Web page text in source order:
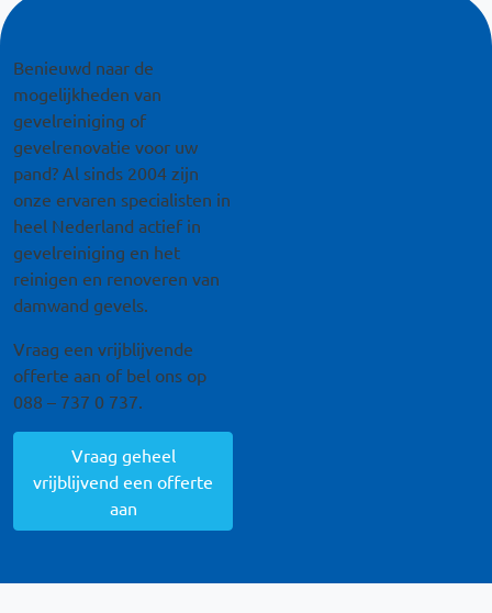
Benieuwd naar de
mogelijkheden van
gevelreiniging of
gevelrenovatie voor uw
pand? Al sinds 2004 zijn
onze ervaren specialisten in
heel Nederland actief in
gevelreiniging en het
reinigen en renoveren van
damwand gevels.
Vraag een vrijblijvende
offerte aan of bel ons op
088 – 737 0 737.
Vraag geheel
vrijblijvend een offerte
aan